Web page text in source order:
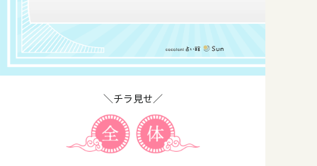
＼チラ見せ／